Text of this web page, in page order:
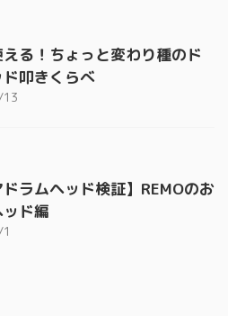
る！ちょっと変わり種のド
叩きくらべ
ドラムヘッド検証】REMOのお
ド編